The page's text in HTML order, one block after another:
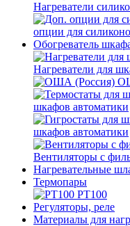
Нагреватели
опции для
Обогреватель
Нагреватели для
шкафов автоматики
шкафов автоматики
Вентиляторы с
Нагревательные
Термопары
PT100
Регуляторы, реле
Материалы для